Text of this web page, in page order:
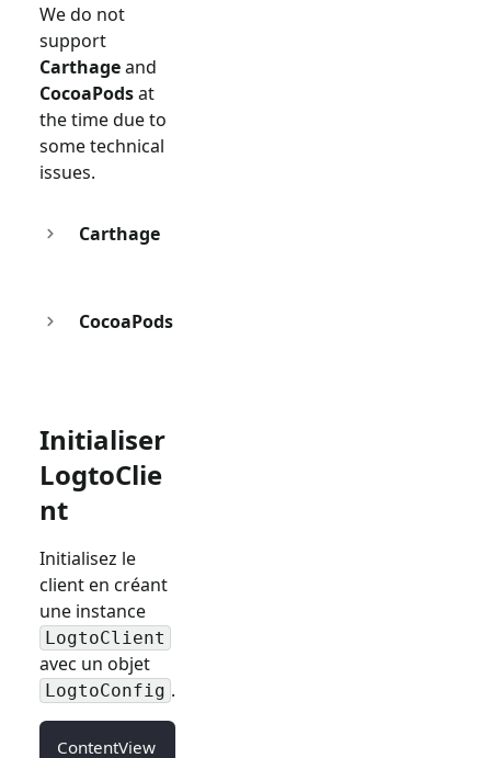
We do not
support
Carthageand
CocoaPodsat
the time due to
some technical
issues.
Carthage
CocoaPods
Initialiser
LogtoClie
nt
Initialisez le
client en créant
une instance
LogtoClient
avec un objet
LogtoConfig .
ContentView